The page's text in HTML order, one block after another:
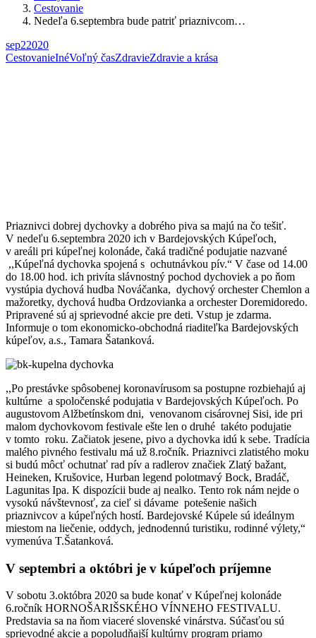
Cestovanie
Nedeľa 6.septembra bude patriť priaznivcom…
sep22020
CestovanieInéVoľný časZdravieZdravie a krása
Priaznivci dobrej dychovky a dobrého piva sa majú na čo tešiť.
V nedeľu 6.septembra 2020 ich v Bardejovských Kúpeľoch,
v areáli pri kúpeľnej kolonáde, čaká tradičné podujatie nazvané
,,Kúpeľná dychovka spojená s ochutnávkou pív.“ V čase od 14.00
do 18.00 hod. ich privíta slávnostný pochod dychoviek a po ňom
vystúpia dychová hudba Nováčanka, dychový orchester Chemlon a
mažoretky, dychová hudba Ordzovianka a orchester Doremidoredo.
Pripravené sú aj sprievodné akcie pre deti. Vstup je zdarma.
Informuje o tom ekonomicko-obchodná riaditeľka Bardejovských
kúpeľov, a.s., Tamara Šatanková.
,,Po prestávke spôsobenej koronavírusom sa postupne rozbiehajú aj
kultúrne a spoločenské podujatia v Bardejovských Kúpeľoch. Po
augustovom Alžbetínskom dni, venovanom cisárovnej Sisi, ide pri
malom dychovkovom festivale ešte len o druhé takéto podujatie
v tomto roku. Začiatok jesene, pivo a dychovka idú k sebe. Tradícia
malého pivného festivalu má už 8.ročník. Priaznivci zlatistého moku
si budú môcť ochutnať rad pív a radlerov značiek Zlatý bažant,
Heineken, Krušovice, Hurban legend polotmavý Bock, Bradáč,
Lagunitas Ipa. K dispozícii bude aj nealko. Tento rok nám nejde o
vysokú návštevnosť, za cieľ si dávame potešenie našich
priaznivcov a kúpeľných hostí. Bardejovské Kúpele sú ideálnym
miestom na liečenie, oddych, jednodennú turistiku, rodinné výlety,“
vymenúva T.Šatanková.
V septembri a októbri je v kúpeľoch príjemne
V sobotu 3.októbra 2020 sa bude konať v Kúpeľnej kolonáde
6.ročník HORNOŠARIŠSKÉHO VÍNNEHO FESTIVALU.
Predstavia sa na ňom viaceré slovenské vinárstva. Súčasťou sú
sprievodné akcie a popoludňajší kultúrny program priamo